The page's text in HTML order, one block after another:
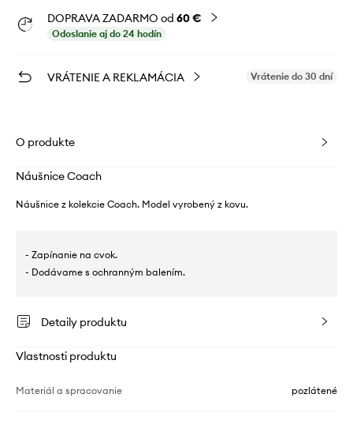
DOPRAVA ZADARMO od 60 €
Odoslanie aj do 24 hodín
VRÁTENIE A REKLAMÁCIA Vrátenie do 30 dní
O produkte
Náušnice Coach
Náušnice z kolekcie Coach. Model vyrobený z kovu.
- Zapínanie na cvok.
- Dodávame s ochranným balením.
Detaily produktu
Vlastnosti produktu
Materiál a spracovanie pozlátené